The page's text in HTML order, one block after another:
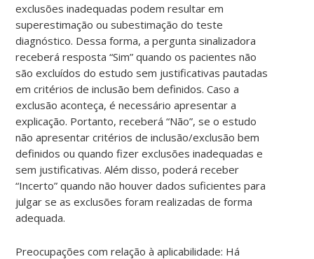
exclusões inadequadas podem resultar em
superestimação ou subestimação do teste
diagnóstico. Dessa forma, a pergunta sinalizadora
receberá resposta “Sim” quando os pacientes não
são excluídos do estudo sem justificativas pautadas
em critérios de inclusão bem definidos. Caso a
exclusão aconteça, é necessário apresentar a
explicação. Portanto, receberá “Não”, se o estudo
não apresentar critérios de inclusão/exclusão bem
definidos ou quando fizer exclusões inadequadas e
sem justificativas. Além disso, poderá receber
“Incerto” quando não houver dados suficientes para
julgar se as exclusões foram realizadas de forma
adequada.
Preocupações com relação à aplicabilidade: Há